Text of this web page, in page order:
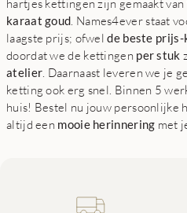
hartjes kettingen zijn gemaakt van
karaat goud . Names4ever staat
laagste prijs; ofwelde beste
doordat we de kettingen per stuk
atelier . Daarnaast leveren we je
ketting ook erg snel. Binnen 5
huis! Bestel nu jouw persoonlijke
altijd een mooie herinnering met